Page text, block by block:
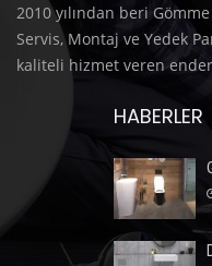
2010 yılından beri
Servis, Montaj ve Yedek
kaliteli hizmet veren
HABERLER